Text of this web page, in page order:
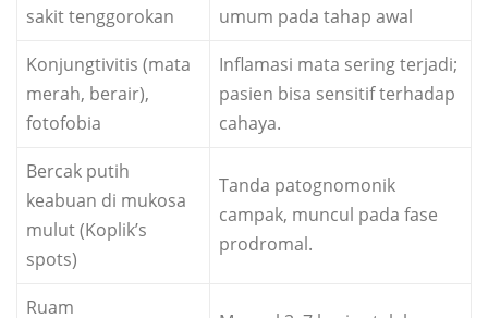
sakit tenggorokan
umum pada tahap awal
Konjungtivitis (mata
merah, berair),
fotofobia
Inflamasi mata sering terjadi;
pasien bisa sensitif terhadap
cahaya.
Bercak putih
keabuan di mukosa
mulut (Koplik’s
spots)
Tanda patognomonik
campak, muncul pada fase
prodromal.
Ruam